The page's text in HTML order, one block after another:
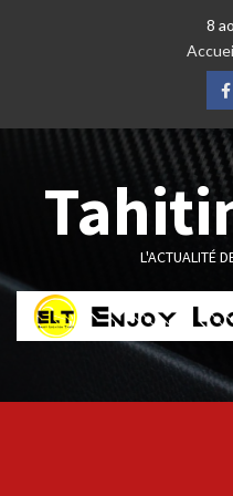
8
L'ACTUALITÉ